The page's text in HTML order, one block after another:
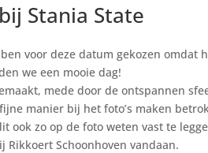
Stania State
voor deze datum gekozen omdat
we een mooie dag!
mede door de ontspannen
manier bij het foto’s maken
ook zo op de foto weten vast te
Rikkoert Schoonhoven vandaan.